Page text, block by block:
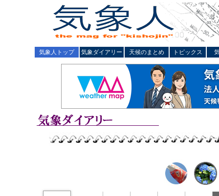
気象人トップ 気象ダイアリー 天候のまとめ トピックス